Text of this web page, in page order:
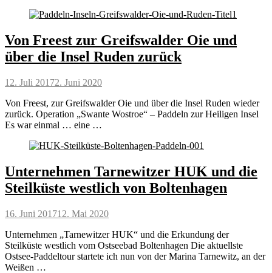
Von Freest zur Greifswalder Oie und
über die Insel Ruden zurück
Posted
12. Juli 20172. Juni 2020
Von Freest, zur Greifswalder Oie und über die Insel Ruden wieder
zurück. Operation „Swante Wostroe“ – Paddeln zur Heiligen Insel
Es war einmal … eine …
Unternehmen Tarnewitzer HUK und die
Steilküste westlich von Boltenhagen
Posted
16. Juni 201712. Mai 2020
Unternehmen „Tarnewitzer HUK“ und die Erkundung der
Steilküste westlich vom Ostseebad Boltenhagen Die aktuellste
Ostsee-Paddeltour startete ich nun von der Marina Tarnewitz, an der
Weißen …